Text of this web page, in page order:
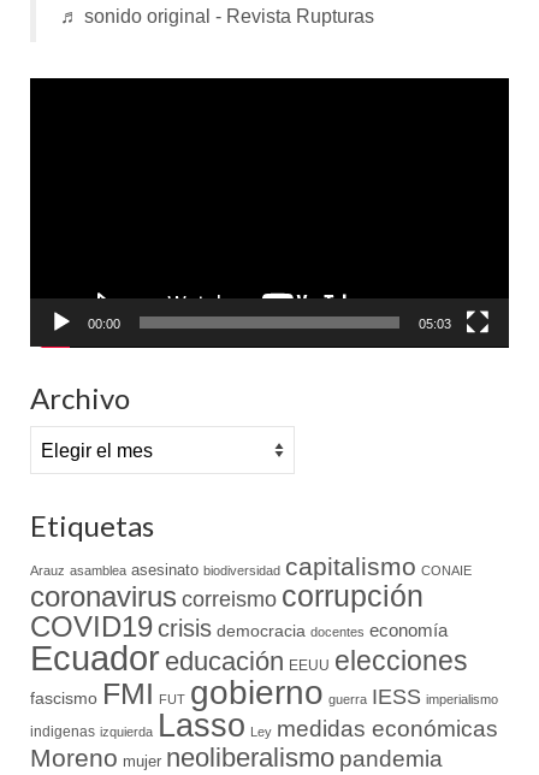
♬ sonido original - Revista Rupturas
00:00 05:03
Archivo
Archivo
Etiquetas
Arauz asamblea asesinato biodiversidad capitalismo CONAIE
coronavirus correismo corrupción
COVID19crisis democracia docentes economía
Ecuador educación EEUU elecciones
fascismo FMI FUT gobierno guerra IESS imperialismo
indigenas izquierda Lasso Ley medidas económicas
Moreno mujer neoliberalismo pandemia